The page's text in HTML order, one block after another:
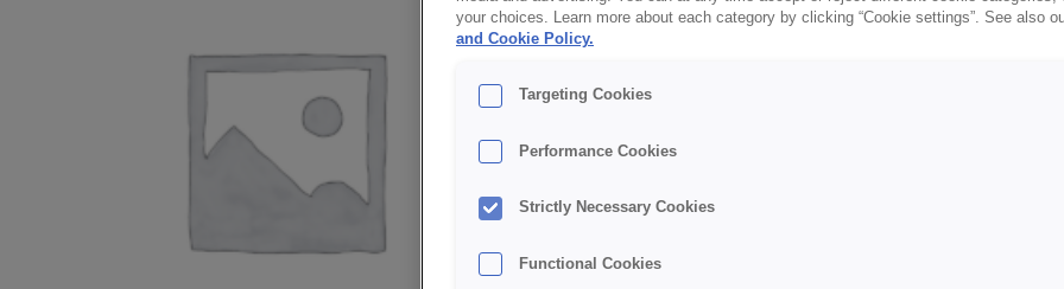
✔ Wszechstronność
✔ RSPO MB
your choices. Learn more about each category by clicking “Cookie settings”. See also
and Cookie Policy.
Targeting Cookies
Performance Cookies
Strictly Necessary Cookies
Functional Cookies